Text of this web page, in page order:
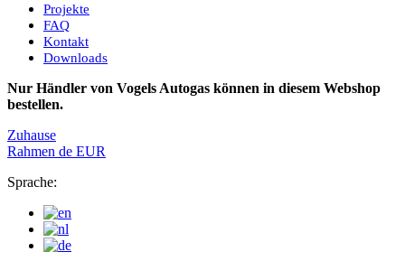
Projekte
FAQ
Kontakt
Downloads
Nur Händler von Vogels Autogas können in diesem Webshop
bestellen.
Zuhause
Rahmen de EUR
Sprache: